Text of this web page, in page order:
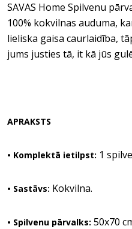
SAVAS Home Spilvenu
100% kokvilnas auduma,
lieliska gaisa caurlaidība,
jums justies tā, it kā jūs
APRAKSTS
• Komplektā ietilpst: 1
• Sastāvs: Kokvilna.
• Spilvenu pārvalks: 50x70